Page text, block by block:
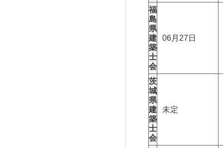
福
島
県
建
築
士
会
06月27日
茨
城
県
建
築
士
会
未定